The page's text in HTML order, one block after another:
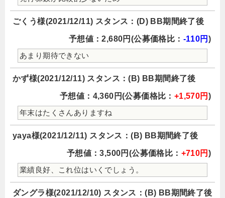
ごくう様(2021/12/11) スタンス：(D) BB期間終了後
予想値：2,680円(公募価格比： -110円 )
あまり期待できない
かず様(2021/12/11) スタンス：(B) BB期間終了後
予想値：4,360円(公募価格比： +1,570円 )
年末はたくさんありますね
yaya様(2021/12/11) スタンス：(B) BB期間終了後
予想値：3,500円(公募価格比： +710円 )
業績良好、これ位はいくでしょう。
ダングラ様(2021/12/10) スタンス：(B) BB期間終了後